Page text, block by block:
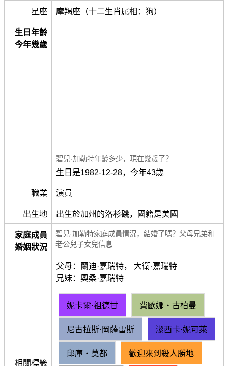
星座 摩羯座（十二生肖属相：狗）
生日年齡
今年幾歲
碧兒·加勒特年齡多少，現在幾歲了？
生日是1982-12-28，今年43歲
職業 演員
出生地 出生於加州的洛杉磯，國籍是美國
家庭成員
婚姻狀況
碧兒·加勒特家庭成員情況，結婚了嗎？父母兄弟和
老公兒子女兒信息
父母：蘭迪·嘉瑞特， 大衛·嘉瑞特
兄妹：奧桑·嘉瑞特
相關標籤
妮卡爾·祖德甘 費歐娜・古柏曼
尼古拉斯·岡薩雷斯 潔西卡·妮可萊
邱庫・莫都 歡迎來到殺人勝地